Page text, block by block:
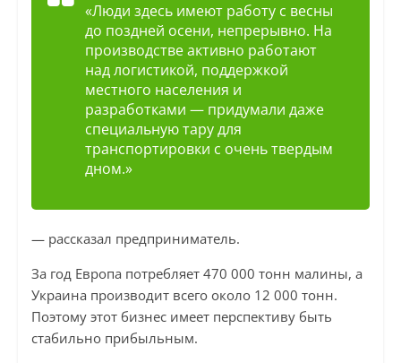
«Люди здесь имеют работу с весны
до поздней осени, непрерывно. На
производстве активно работают
над логистикой, поддержкой
местного населения и
разработками — придумали даже
специальную тару для
транспортировки с очень твердым
дном.»
— рассказал предприниматель.
За год Европа потребляет 470 000 тонн малины, а
Украина производит всего около 12 000 тонн.
Поэтому этот бизнес имеет перспективу быть
стабильно прибыльным.